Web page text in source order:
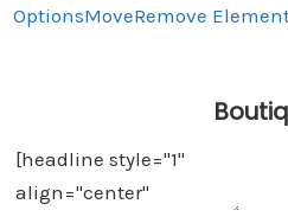
OptionsMoveRemove